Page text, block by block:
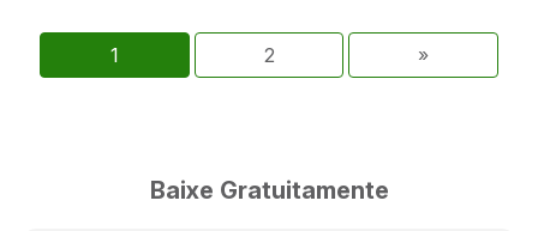
1 2 »
Baixe Gratuitamente